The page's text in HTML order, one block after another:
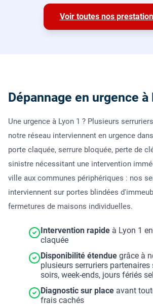
Voir toutes nos
Dépannage en urgence à
Une urgence à Lyon 1 ? Plusieurs
notre réseau interviennent en urgence
porte claquée, serrure bloquée, perte de
sinistre nécessitant une intervention
ville aux communes périphériques : nos
interviennent sur portes blindées
fermetures de maisons individuelles.
Intervention rapide à Lyon 1
claquée
Disponibilité étendue grâce à
plusieurs serruriers partenaires
soirs, week-ends, jours fériés
Diagnostic sur place avant
frais cachés